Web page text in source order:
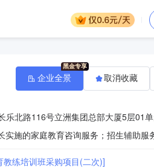
乐北路116号立洲集团总部大厦5层01
练培训班采购项目(二次)]
企业全景 取消收藏